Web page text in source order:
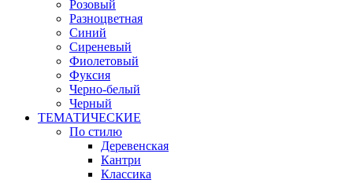
Розовый
Разноцветная
Синий
Сиреневый
Фиолетовый
Фуксия
Черно-белый
Черный
ТЕМАТИЧЕСКИЕ
По стилю
Деревенская
Кантри
Классика